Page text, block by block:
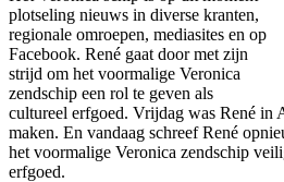
plotseling nieuws in diverse kranten,
regionale omroepen, mediasites en op
Facebook. René gaat door met zijn
strijd om het voormalige Veronica
zendschip een rol te geven als
cultureel erfgoed. Vrijdag was René in
maken. En vandaag schreef René
het voormalige Veronica zendschip
erfgoed.